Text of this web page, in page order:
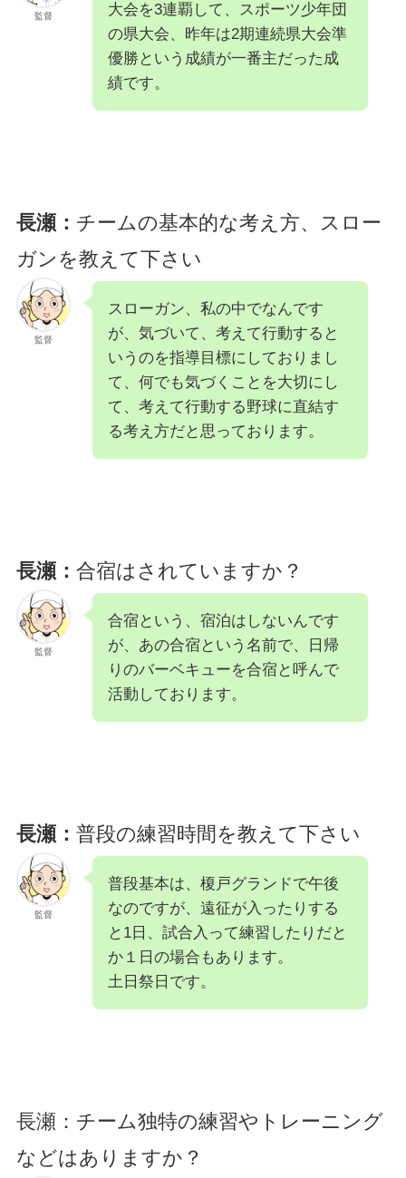
監督
大会を3連覇して、スポーツ少年団
の県大会、昨年は2期連続県大会準
優勝という成績が一番主だった成
績です。
長瀬： チームの基本的な考え方、スロー
ガンを教えて下さい
監督
スローガン、私の中でなんです
が、気づいて、考えて行動すると
いうのを指導目標にしておりまし
て、何でも気づくことを大切にし
て、考えて行動する野球に直結す
る考え方だと思っております。
長瀬： 合宿はされていますか？
監督
合宿という、宿泊はしないんです
が、あの合宿という名前で、日帰
りのバーベキューを合宿と呼んで
活動しております。
長瀬： 普段の練習時間を教えて下さい
監督
普段基本は、榎戸グランドで午後
なのですが、遠征が入ったりする
と1日、試合入って練習したりだと
か１日の場合もあります。
土日祭日です。
長瀬：チーム独特の練習やトレーニング
などはありますか？